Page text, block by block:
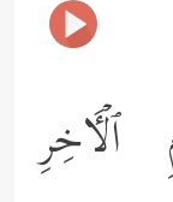
ٱلۡـَٔاخِرِ